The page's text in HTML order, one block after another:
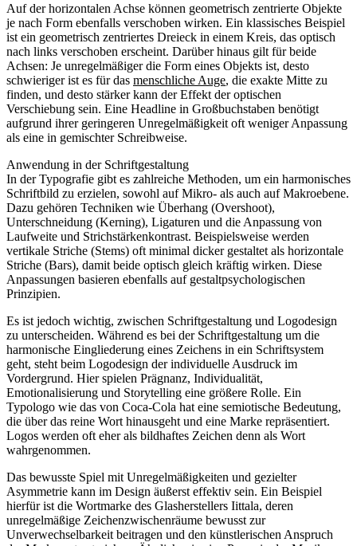
Auf der horizontalen Achse können geometrisch zentrierte Objekte
je nach Form ebenfalls verschoben wirken. Ein klassisches Beispiel
ist ein geometrisch zentriertes Dreieck in einem Kreis, das optisch
nach links verschoben erscheint. Darüber hinaus gilt für beide
Achsen: Je unregelmäßiger die Form eines Objekts ist, desto
schwieriger ist es für das menschliche Auge, die exakte Mitte zu
finden, und desto stärker kann der Effekt der optischen
Verschiebung sein. Eine Headline in Großbuchstaben benötigt
aufgrund ihrer geringeren Unregelmäßigkeit oft weniger Anpassung
als eine in gemischter Schreibweise.
Anwendung in der Schriftgestaltung
In der Typografie gibt es zahlreiche Methoden, um ein harmonisches
Schriftbild zu erzielen, sowohl auf Mikro- als auch auf Makroebene.
Dazu gehören Techniken wie Überhang (Overshoot),
Unterschneidung (Kerning), Ligaturen und die Anpassung von
Laufweite und Strichstärkenkontrast. Beispielsweise werden
vertikale Striche (Stems) oft minimal dicker gestaltet als horizontale
Striche (Bars), damit beide optisch gleich kräftig wirken. Diese
Anpassungen basieren ebenfalls auf gestaltpsychologischen
Prinzipien.
Es ist jedoch wichtig, zwischen Schriftgestaltung und Logodesign
zu unterscheiden. Während es bei der Schriftgestaltung um die
harmonische Eingliederung eines Zeichens in ein Schriftsystem
geht, steht beim Logodesign der individuelle Ausdruck im
Vordergrund. Hier spielen Prägnanz, Individualität,
Emotionalisierung und Storytelling eine größere Rolle. Ein
Typologo wie das von Coca-Cola hat eine semiotische Bedeutung,
die über das reine Wort hinausgeht und eine Marke repräsentiert.
Logos werden oft eher als bildhaftes Zeichen denn als Wort
wahrgenommen.
Das bewusste Spiel mit Unregelmäßigkeiten und gezielter
Asymmetrie kann im Design äußerst effektiv sein. Ein Beispiel
hierfür ist die Wortmarke des Glasherstellers Iittala, deren
unregelmäßige Zeichenzwischenräume bewusst zur
Unverwechselbarkeit beitragen und den künstlerischen Anspruch